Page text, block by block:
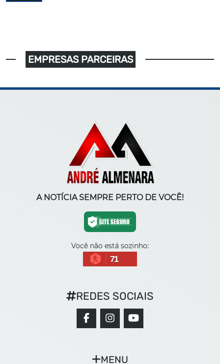
EMPRESAS PARCEIRAS
A NOTÍCIA SEMPRE PERTO DE VOCÊ!
Você não está sozinho:
71
MENU
REDES SOCIAIS